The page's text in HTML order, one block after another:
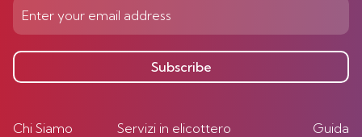
Subscribe
Chi Siamo
Servizi in elicottero
Guida